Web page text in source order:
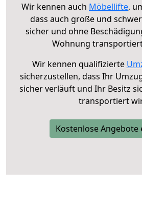
Wir kennen auch Möbellifte,
dass auch große und
sicher und ohne
Wohnung
Wir kennen qualifizierte
sicherzustellen, dass Ihr
sicher verläuft und Ihr Besitz
transportiert
Kostenlose Angebote